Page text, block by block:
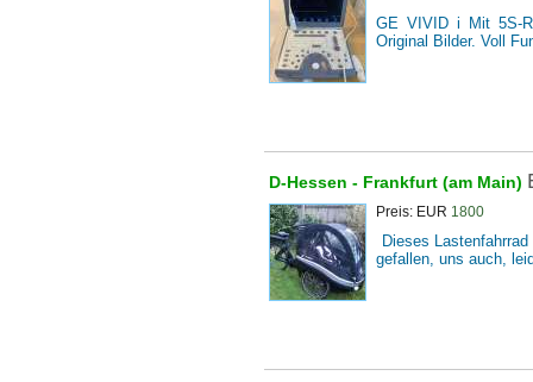
GE VIVID i Mit 5S-
Original Bilder. Voll
D-Hessen - Frankfurt (am Main)
Preis: EUR 1800
Dieses
gefallen, uns auch,